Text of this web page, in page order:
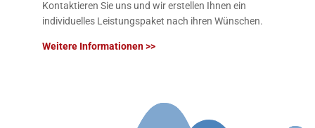
Kontaktieren Sie uns und wir erstellen Ihnen ein
individuelles Leistungspaket nach ihren Wünschen.
Weitere Informationen >>